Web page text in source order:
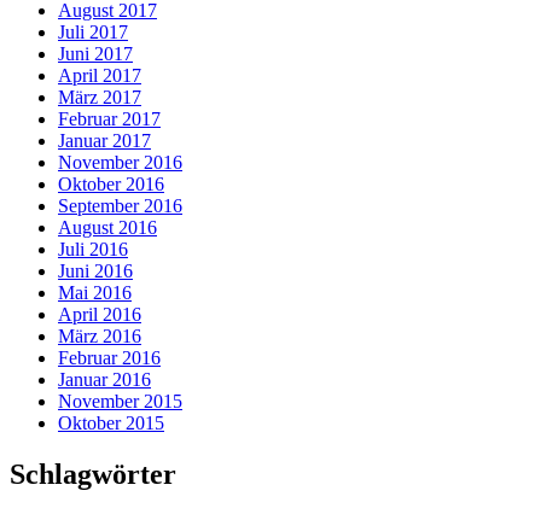
August 2017
Juli 2017
Juni 2017
April 2017
März 2017
Februar 2017
Januar 2017
November 2016
Oktober 2016
September 2016
August 2016
Juli 2016
Juni 2016
Mai 2016
April 2016
März 2016
Februar 2016
Januar 2016
November 2015
Oktober 2015
Schlagwörter